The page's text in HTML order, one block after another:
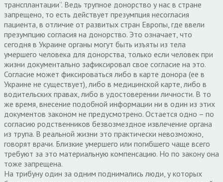
трансплантации”. Ведь трупное донорство у нас в стране
запрещено, то есть действует презумпция несогласия
пациента, в отличие от развитых стран Европы, где ввели
презумпцию согласия на донорство. Это означает, что
сегодня в Украине органы могут быть изъяты из тела
умершего человека для донорства, только если человек при
жизни документально зафиксировал свое согласие на это.
Согласие может фиксироваться либо в карте донора (ее в
Украине не существует), либо в медицинской карте, либо в
водительских правах, либо в удостоверении личности. В то
же время, внесение подобной информации ни в один из этих
документов законом не предусмотрено. Остается одно – по
согласию родственников безвозмездное извлечение органа
из трупа. В реальной жизни это практически невозможно,
говорят врачи. Близкие умершего или погибшего чаще всего
требуют за это материальную компенсацию. Но по закону она
тоже запрещена.
На трибуну один за одним поднимались люди, у которых